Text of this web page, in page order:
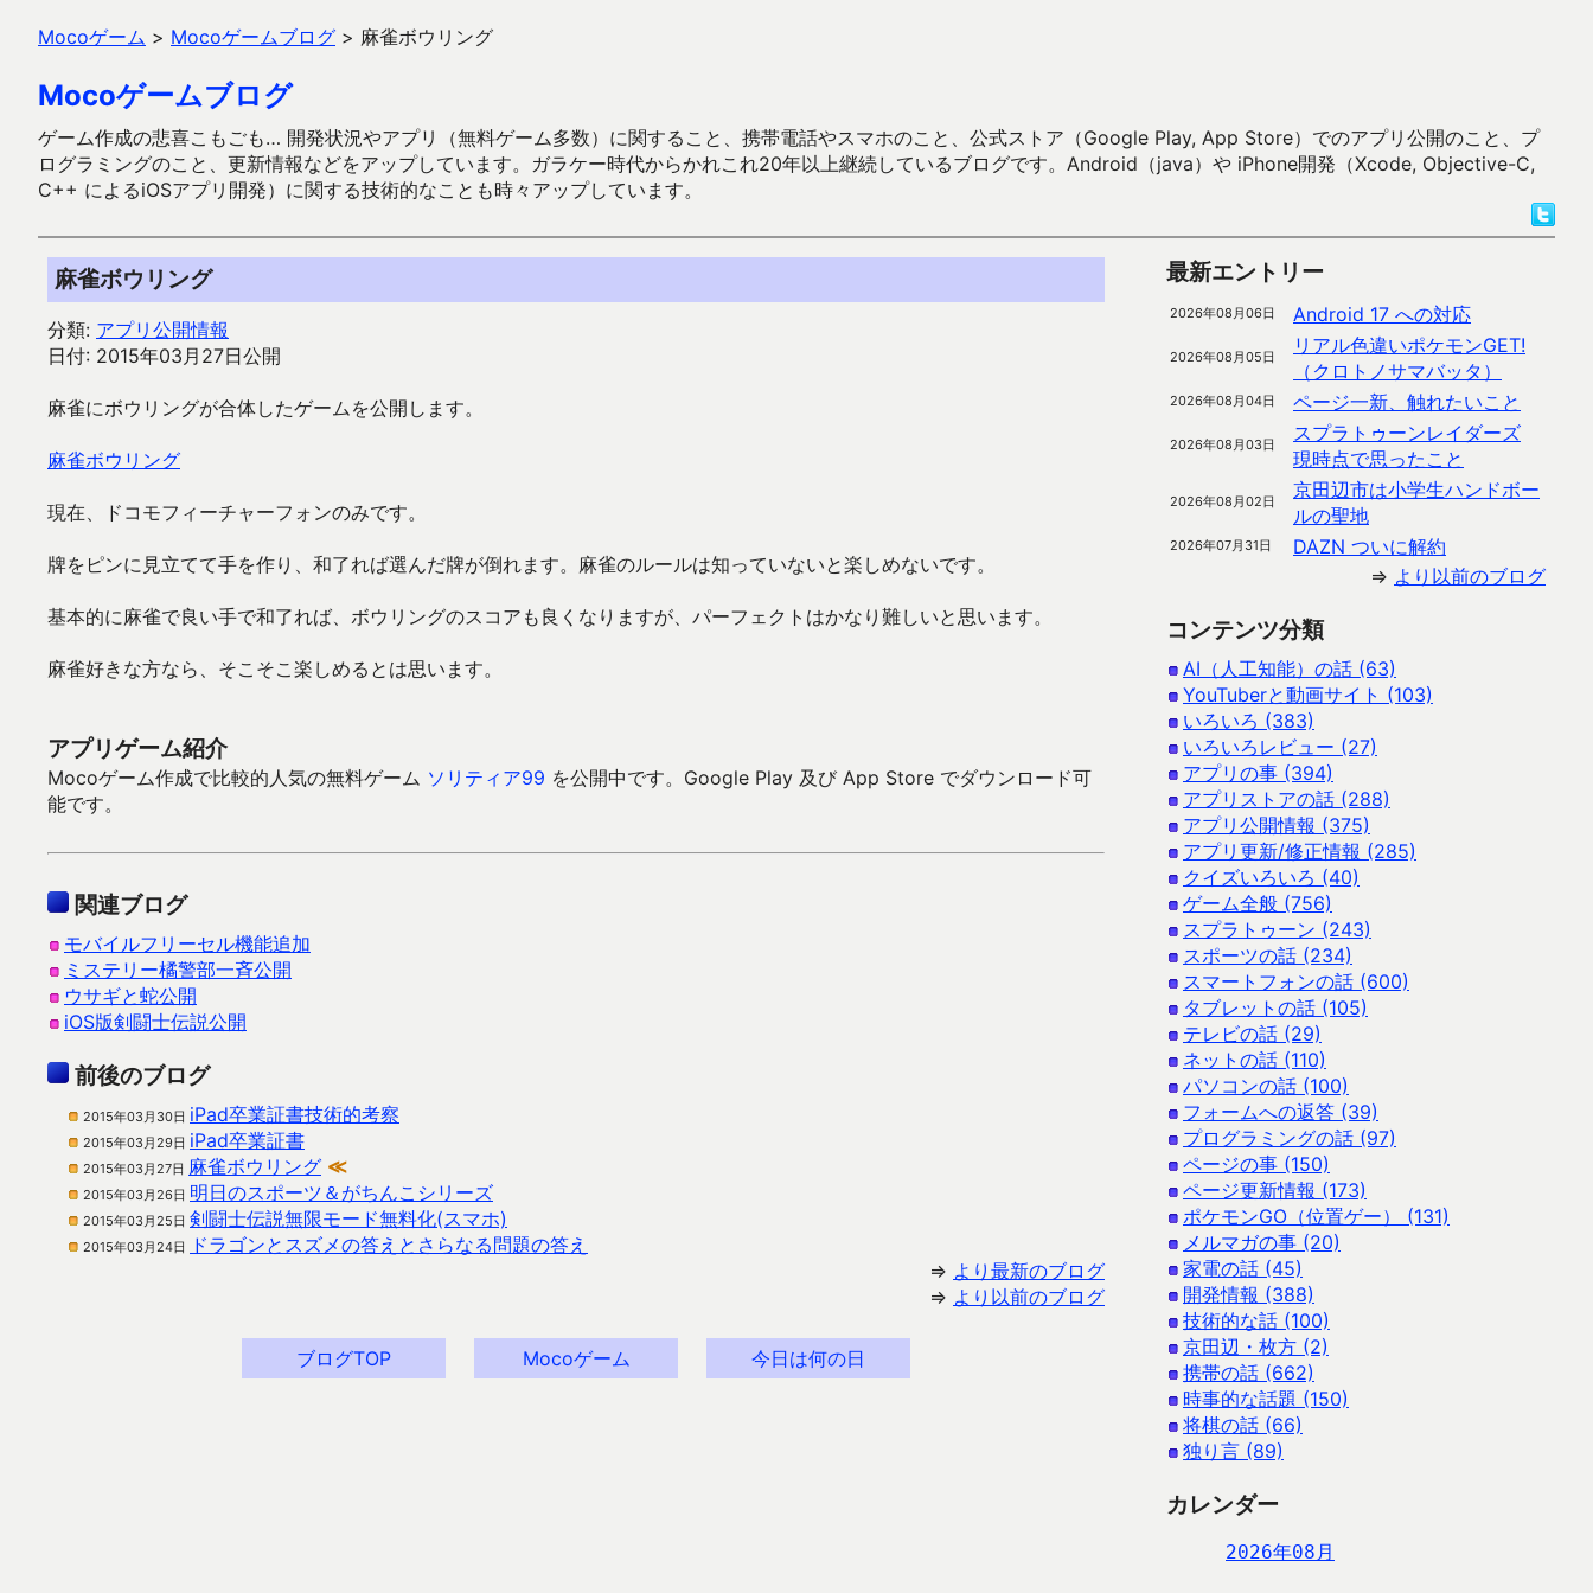
Mocoゲーム > Mocoゲームブログ > 麻雀ボウリング
Mocoゲームブログ
ゲーム作成の悲喜こもごも… 開発状況やアプリ（無料ゲーム多数）に関すること、携帯電話やスマホのこと、公式ストア（Google Play, App Store）でのアプリ公開のこと、プ
ログラミングのこと、更新情報などをアップしています。ガラケー時代からかれこれ20年以上継続しているブログです。Android（java）や iPhone開発（Xcode, Objective-C,
C++ によるiOSアプリ開発）に関する技術的なことも時々アップしています。
麻雀ボウリング
分類: アプリ公開情報
日付: 2015年03月27日公開
麻雀にボウリングが合体したゲームを公開します。
麻雀ボウリング
現在、ドコモフィーチャーフォンのみです。
牌をピンに見立てて手を作り、和了れば選んだ牌が倒れます。麻雀のルールは知っていないと楽しめないです。
基本的に麻雀で良い手で和了れば、ボウリングのスコアも良くなりますが、パーフェクトはかなり難しいと思います。
麻雀好きな方なら、そこそこ楽しめるとは思います。
アプリゲーム紹介
Mocoゲーム作成で比較的人気の無料ゲーム ソリティア99 を公開中です。Google Play 及び App Store でダウンロード可
能です。
関連ブログ
モバイルフリーセル機能追加
ミステリー橘警部一斉公開
ウサギと蛇公開
iOS版剣闘士伝説公開
前後のブログ
2015年03月30日 iPad卒業証書技術的考察
2015年03月29日 iPad卒業証書
2015年03月27日 麻雀ボウリング ≪
2015年03月26日 明日のスポーツ＆がちんこシリーズ
2015年03月25日 剣闘士伝説無限モード無料化(スマホ)
2015年03月24日
ドラゴンとスズメの答えとさらなる問題の答え
⇒ より最新のブログ
⇒ より以前のブログ
ブログTOP Mocoゲーム 今日は何の日
最新エントリー
2026年08月06日 Android 17 への対応
2026年08月05日
リアル色違いポケモンGET!
（クロトノサマバッタ）
2026年08月04日 ページ一新、触れたいこと
2026年08月03日
スプラトゥーンレイダーズ
現時点で思ったこと
2026年08月02日
京田辺市は小学生ハンドボー
ルの聖地
2026年07月31日
DAZN ついに解約
⇒ より以前のブログ
コンテンツ分類
AI（人工知能）の話 (63)
YouTuberと動画サイト (103)
いろいろ (383)
いろいろレビュー (27)
アプリの事 (394)
アプリストアの話 (288)
アプリ公開情報 (375)
アプリ更新/修正情報 (285)
クイズいろいろ (40)
ゲーム全般 (756)
スプラトゥーン (243)
スポーツの話 (234)
スマートフォンの話 (600)
タブレットの話 (105)
テレビの話 (29)
ネットの話 (110)
パソコンの話 (100)
フォームへの返答 (39)
プログラミングの話 (97)
ページの事 (150)
ページ更新情報 (173)
ポケモンGO（位置ゲー） (131)
メルマガの事 (20)
家電の話 (45)
開発情報 (388)
技術的な話 (100)
京田辺・枚方 (2)
携帯の話 (662)
時事的な話題 (150)
将棋の話 (66)
独り言 (89)
カレンダー
2026年08月